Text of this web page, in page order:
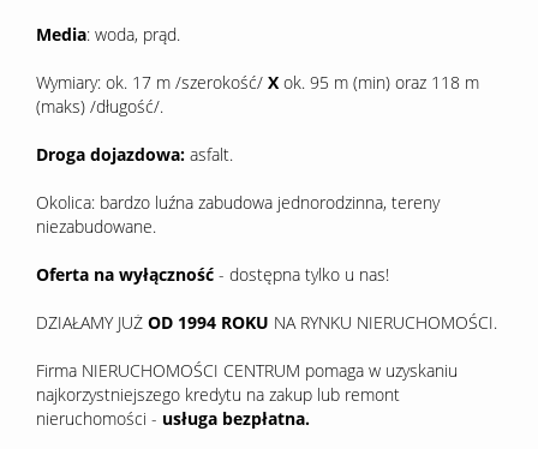
Media: woda, prąd.
Wymiary: ok. 17 m /szerokość/ X ok. 95 m (min) oraz 118 m
(maks) /długość/.
Droga dojazdowa: asfalt.
Okolica: bardzo luźna zabudowa jednorodzinna, tereny
niezabudowane.
Oferta na wyłączność - dostępna tylko u nas!
DZIAŁAMY JUŻ OD 1994 ROKU NA RYNKU NIERUCHOMOŚCI.
Firma NIERUCHOMOŚCI CENTRUM pomaga w uzyskaniu
najkorzystniejszego kredytu na zakup lub remont
nieruchomości - usługa bezpłatna.